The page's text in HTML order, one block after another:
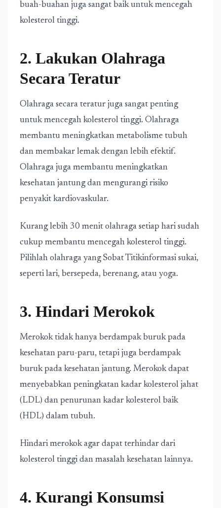
buah-buahan juga sangat baik untuk mencegah
kolesterol tinggi.
2. Lakukan Olahraga
Secara Teratur
Olahraga secara teratur juga sangat penting
untuk mencegah kolesterol tinggi. Olahraga
membantu meningkatkan metabolisme tubuh
dan membakar lemak dengan lebih efektif.
Olahraga juga membantu meningkatkan
kesehatan jantung dan mengurangi risiko
penyakit kardiovaskular.
Kurang lebih 30 menit olahraga setiap hari sudah
cukup membantu mencegah kolesterol tinggi.
Pilihlah olahraga yang Sobat Titikinformasi sukai,
seperti lari, bersepeda, berenang, atau yoga.
3. Hindari Merokok
Merokok tidak hanya berdampak buruk pada
kesehatan paru-paru, tetapi juga berdampak
buruk pada kesehatan jantung. Merokok dapat
menyebabkan peningkatan kadar kolesterol jahat
(LDL) dan penurunan kadar kolesterol baik
(HDL) dalam tubuh.
Hindari merokok agar dapat terhindar dari
kolesterol tinggi dan masalah kesehatan lainnya.
4. Kurangi Konsumsi